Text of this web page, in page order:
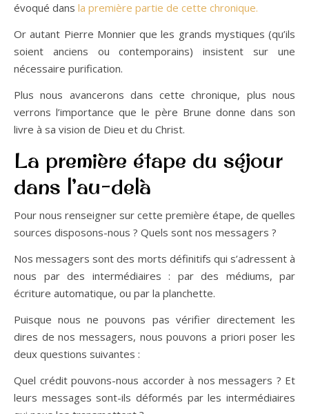
évoqué dans la première partie de cette chronique.
Or autant Pierre Monnier que les grands mystiques (qu’ils
soient anciens ou contemporains) insistent sur une
nécessaire purification.
Plus nous avancerons dans cette chronique, plus nous
verrons l’importance que le père Brune donne dans son
livre à sa vision de Dieu et du Christ.
La première étape du séjour
dans l’au-delà
Pour nous renseigner sur cette première étape, de quelles
sources disposons-nous ? Quels sont nos messagers ?
Nos messagers sont des morts définitifs qui s’adressent à
nous par des intermédiaires : par des médiums, par
écriture automatique, ou par la planchette.
Puisque nous ne pouvons pas vérifier directement les
dires de nos messagers, nous pouvons a priori poser les
deux questions suivantes :
Quel crédit pouvons-nous accorder à nos messagers ? Et
leurs messages sont-ils déformés par les intermédiaires